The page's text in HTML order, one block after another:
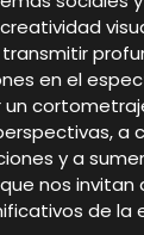
en el
a
y a
nos invitan
de la